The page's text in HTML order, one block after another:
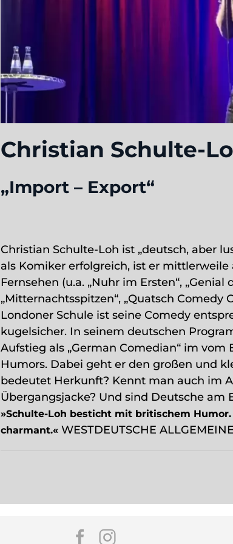
Christian Schulte-
„Import – Export“
Christian Schulte-Loh ist „deutsch, aber
als Komiker erfolgreich, ist er
Fernsehen (u.a. „Nuhr im Ersten“, „Genial
„Mitternachtsspitzen“, „Quatsch Comedy
Londoner Schule ist seine Comedy
kugelsicher. In seinem deutschen
Aufstieg als „German Comedian“ im
Humors. Dabei geht er den großen und
bedeutet Herkunft? Kennt man auch im
Übergangsjacke? Und sind Deutsche am
»Schulte-Loh besticht mit britischem
charmant.« WESTDEUTSCHE